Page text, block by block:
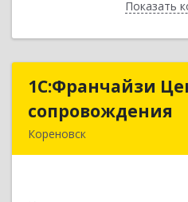
Показать
1С:Франчайзи
сопровождения
Кореновск